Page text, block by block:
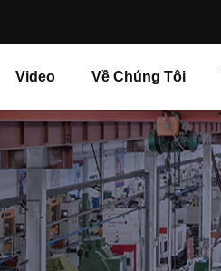
Video Về Chúng Tôi